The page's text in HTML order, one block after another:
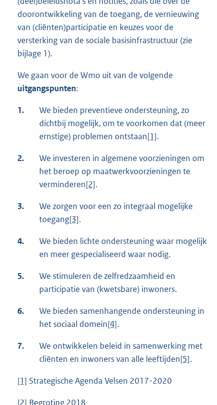
doorontwikkeling van de toegang, de vernieuwing
van (cliënten)participatie en keuzes voor de
versterking van de sociale basisinfrastructuur (zie
bijlage 1).
We gaan voor de Wmo uit van de volgende
uitgangspunten:
1.
We bieden preventieve ondersteuning, zo
dichtbij mogelijk, om te voorkomen dat (meer
ernstige) problemen ontstaan[1].
2.
We investeren in algemene voorzieningen om
het beroep op maatwerkvoorzieningen te
verminderen[2].
3.
We zorgen voor een zo integraal mogelijke
toegang[3].
4.
We bieden lichte ondersteuning waar mogelijk
en meer gespecialiseerd waar nodig.
5.
We stimuleren de zelfredzaamheid en
participatie van (kwetsbare) inwoners.
6.
We bieden samenhangende ondersteuning in
het sociaal domein[4].
7.
We ontwikkelen beleid in samenwerking met
cliënten en inwoners van alle leeftijden[5].
[1] Strategische Agenda Velsen 2017-2020
[2] Begroting 2018